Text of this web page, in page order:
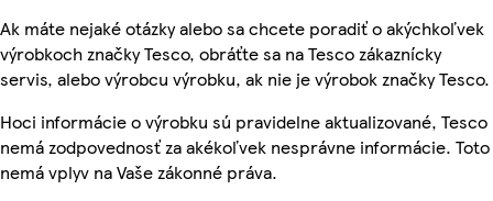
Ak máte nejaké otázky alebo sa chcete poradiť o akýchkoľvek
výrobkoch značky Tesco, obráťte sa na Tesco zákaznícky
servis, alebo výrobcu výrobku, ak nie je výrobok značky Tesco.
Hoci informácie o výrobku sú pravidelne aktualizované, Tesco
nemá zodpovednosť za akékoľvek nesprávne informácie. Toto
nemá vplyv na Vaše zákonné práva.